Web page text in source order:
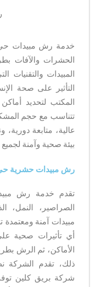
خدمة رش مبيدات حي
الحشرات والآفات
المبيدات
التأثير على صحة
المكتب لتحديد
تتناسب مع حجم
عالية، متابعة
بيئة صحية وآمنة
رش مبيدات حشرية
تقدم خدمة رش
الصراصير، النمل،
مبيدات آمنة
أي تأثيرات صحية
الأماكن، ثم الرش
ذلك، تقدم الشركة
شركة بريق كلين